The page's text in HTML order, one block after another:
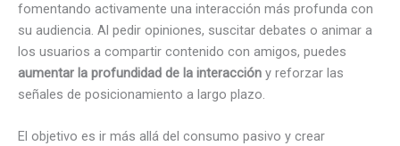
fomentando activamente una interacción más profunda con
su audiencia. Al pedir opiniones, suscitar debates o animar a
los usuarios a compartir contenido con amigos, puedes
aumentar la profundidad de la interacción y reforzar las
señales de posicionamiento a largo plazo.
El objetivo es ir más allá del consumo pasivo y crear